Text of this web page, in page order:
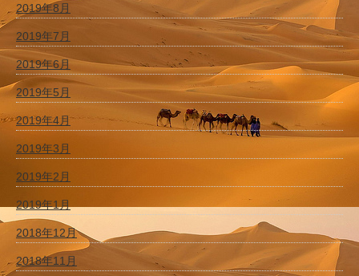
2019年8月
2019年7月
2019年6月
2019年5月
2019年4月
2019年3月
2019年2月
2019年1月
2018年12月
2018年11月